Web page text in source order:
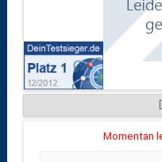
Momentan